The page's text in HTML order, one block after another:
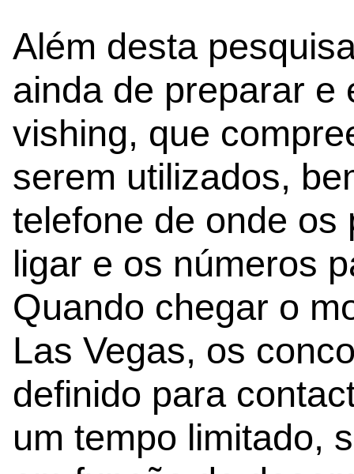
Além desta
ainda de preparar e
vishing, que
serem utilizados,
telefone de onde os
ligar e os números
Quando chegar o
Las Vegas, os
definido para
um tempo limitado,